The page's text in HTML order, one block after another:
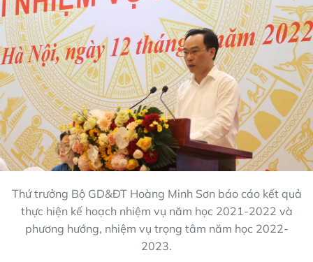
Thứ trưởng Bộ GD&ĐT Hoàng Minh Sơn báo cáo kết quả
thực hiện kế hoạch nhiệm vụ năm học 2021-2022 và
phương hướng, nhiệm vụ trọng tâm năm học 2022-
2023.